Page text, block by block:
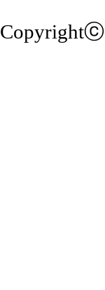
Copyrightⓒ